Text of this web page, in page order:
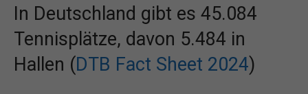
In Deutschland gibt es 45.084
Tennisplätze, davon 5.484 in
Hallen (DTB Fact Sheet 2024)